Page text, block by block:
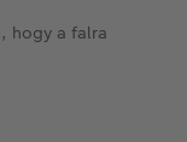
hogy a falra